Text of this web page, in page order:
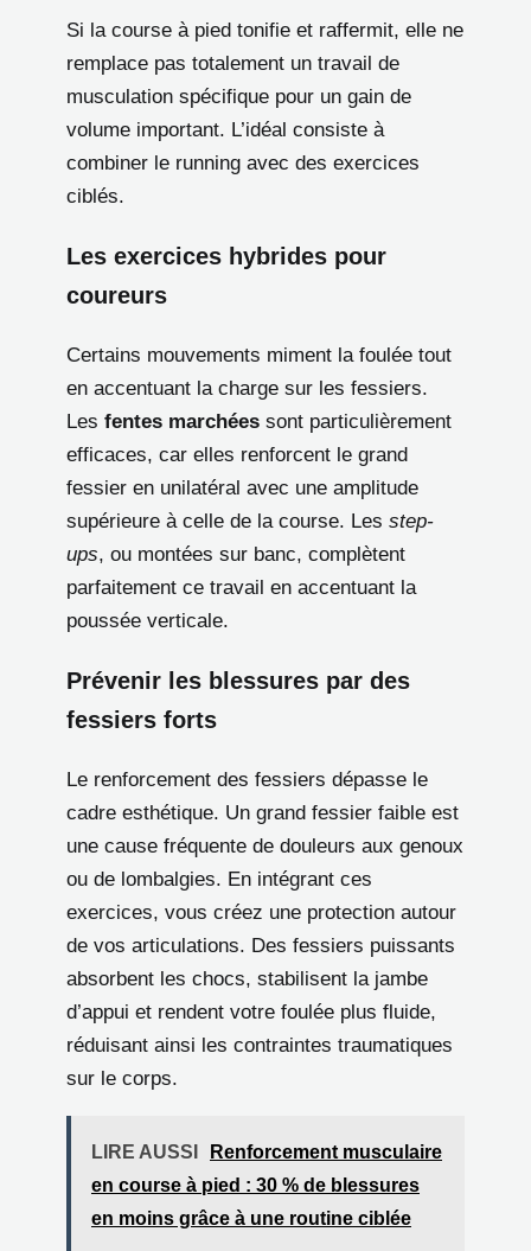
Si la course à pied tonifie et raffermit, elle ne
remplace pas totalement un travail de
musculation spécifique pour un gain de
volume important. L’idéal consiste à
combiner le running avec des exercices
ciblés.
Les exercices hybrides pour
coureurs
Certains mouvements miment la foulée tout
en accentuant la charge sur les fessiers.
Les fentes marchées sont particulièrement
efficaces, car elles renforcent le grand
fessier en unilatéral avec une amplitude
supérieure à celle de la course. Les step-
ups, ou montées sur banc, complètent
parfaitement ce travail en accentuant la
poussée verticale.
Prévenir les blessures par des
fessiers forts
Le renforcement des fessiers dépasse le
cadre esthétique. Un grand fessier faible est
une cause fréquente de douleurs aux genoux
ou de lombalgies. En intégrant ces
exercices, vous créez une protection autour
de vos articulations. Des fessiers puissants
absorbent les chocs, stabilisent la jambe
d’appui et rendent votre foulée plus fluide,
réduisant ainsi les contraintes traumatiques
sur le corps.
LIRE AUSSI
Renforcement musculaire
en course à pied : 30 % de blessures
en moins grâce à une routine ciblée